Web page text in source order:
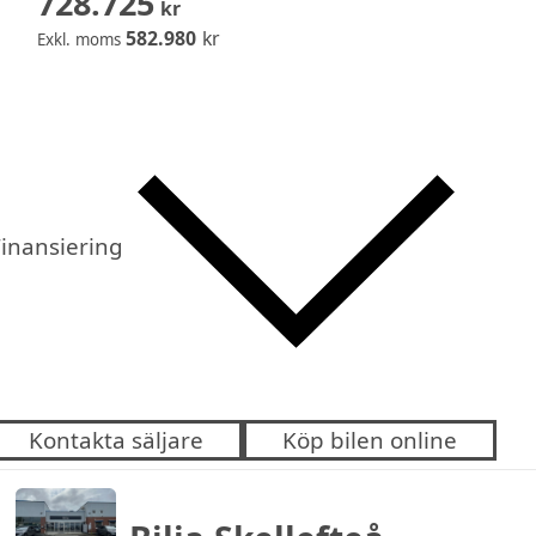
kr
Exkl. moms 582.980kr
Kontakta säljare Köp bilen online